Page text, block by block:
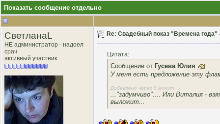
Показать сообщение отдельно
СветланаL
НЕ администратор - надоел
срач
активный участник
Re: Свадебный показ "Времена года"
Цитата:
Сообщение от Гусева Юлия
У меня есть предложение эту
Добавлено через 8 минут
..."задумчиво".... Или Виталия -
выложит...